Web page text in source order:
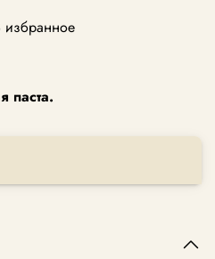
избранное
паста.